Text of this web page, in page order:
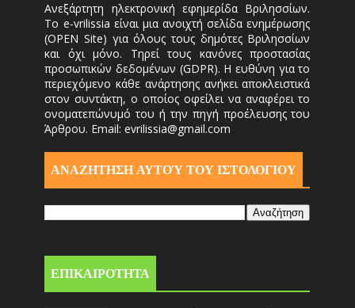
Ανεξάρτητη ηλεκτρονική εφημερίδα Βριλησσίων.
Το e-vrilissia είναι μια ανοιχτή σελίδα ενημέρωσης
(OPEN Site) για όλους τους δημότες Βριλησσίων
και όχι μόνο. Τηρεί τους κανόνες προστασίας
προσωπικών δεδομένων (GDPR). Η ευθύνη για το
περιεχόμενο κάθε ανάρτησης ανήκει αποκλειστικά
στον συντάκτη, ο οποίος οφείλει να αναφέρει το
ονοματεπώνυμό του ή την πηγή προέλευσης του
Άρθρου. Email: evrilissia@gmail.com
ΑΝΑΖΗΤΗΣΗ ΑΥΤΟΎ ΤΟΥ ΙΣΤΟΛΟΓΙΟΥ
ΕΠΙΚΑΙΡΟΤΗΤΑ